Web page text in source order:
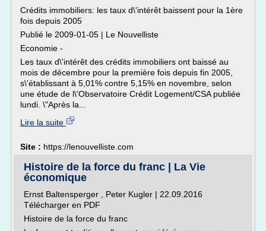
Crédits immobiliers: les taux d\'intérêt baissent pour la 1ère
fois depuis 2005
Publié le 2009-01-05 | Le Nouvelliste
Economie -
Les taux d\'intérêt des crédits immobiliers ont baissé au
mois de décembre pour la première fois depuis fin 2005,
s\'établissant à 5,01% contre 5,15% en novembre, selon
une étude de l\'Observatoire Crédit Logement/CSA publiée
lundi. \"Après la...
Lire la suite
Site : https://lenouvelliste.com
Histoire de la force du franc | La Vie
économique
Ernst Baltensperger , Peter Kugler | 22.09.2016
Télécharger en PDF
Histoire de la force du franc